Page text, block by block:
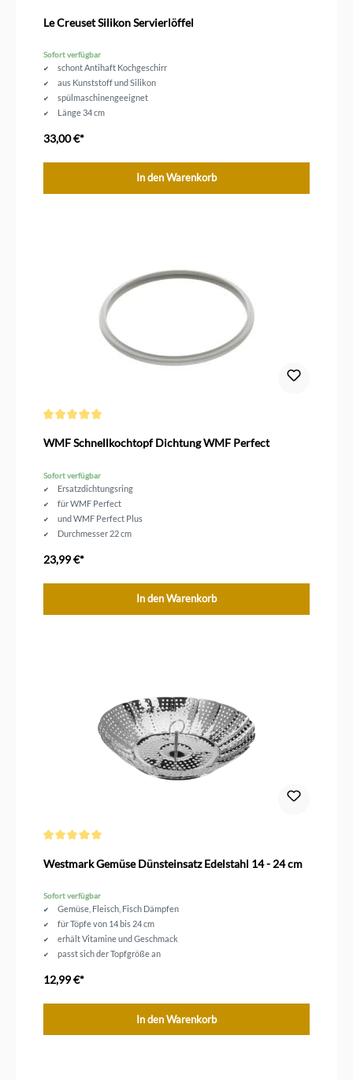
Le Creuset Silikon Servierlöffel
Sofort verfügbar
schont Antihaft Kochgeschirr
aus Kunststoff und Silikon
spülmaschinengeeignet
Länge 34 cm
33,00 €*
In den Warenkorb
WMF Schnellkochtopf Dichtung WMF Perfect
Sofort verfügbar
Ersatzdichtungsring
für WMF Perfect
und WMF Perfect Plus
Durchmesser 22 cm
23,99 €*
In den Warenkorb
Westmark Gemüse Dünsteinsatz Edelstahl 14 - 24 cm
Sofort verfügbar
Gemüse, Fleisch, Fisch Dämpfen
für Töpfe von 14 bis 24 cm
erhält Vitamine und Geschmack
passt sich der Topfgröße an
12,99 €*
In den Warenkorb